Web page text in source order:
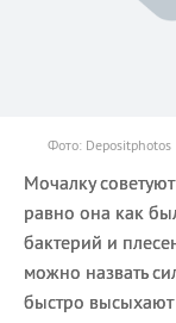
Фото: Depositphotos
Мочалку
равно она как
бактерий и
можно назвать
быстро